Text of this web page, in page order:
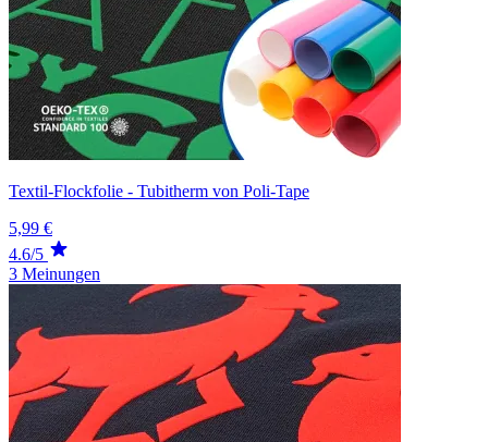
Textil-Flockfolie - Tubitherm von Poli-Tape
5,99 €
4.6/5
3 Meinungen